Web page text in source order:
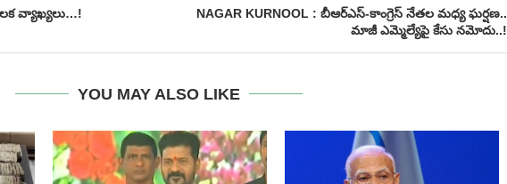
వ్యాఖ్యలు…!
NAGAR KURNOOL : బీఆర్‌ఎస్-కాంగ్రెస్‌ నేతల మధ్య ఘర్షణ..
మాజీ ఎమ్మెల్యేపై కేసు నమోదు..!
YOU MAY ALSO LIKE